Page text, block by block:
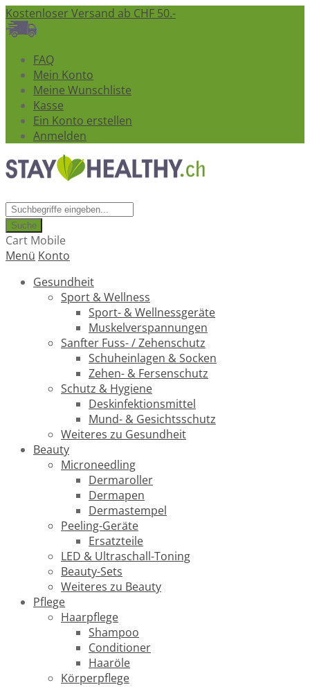
Kostenloser Versand ab CHF 50.-
FAQ
Mein Konto
Meine Wunschliste
Kasse
Ein Konto erstellen
Anmelden
Suche
Cart Mobile
Menü Konto
Gesundheit
Sport & Wellness
Sport- & Wellnessgeräte
Muskelverspannungen
Sanfter Fuss- / Zehenschutz
Schuheinlagen & Socken
Zehen- & Fersenschutz
Schutz & Hygiene
Deskinfektionsmittel
Mund- & Gesichtsschutz
Weiteres zu Gesundheit
Beauty
Microneedling
Dermaroller
Dermapen
Dermastempel
Peeling-Geräte
Ersatzteile
LED & Ultraschall-Toning
Beauty-Sets
Weiteres zu Beauty
Pflege
Haarpflege
Shampoo
Conditioner
Haaröle
Körperpflege